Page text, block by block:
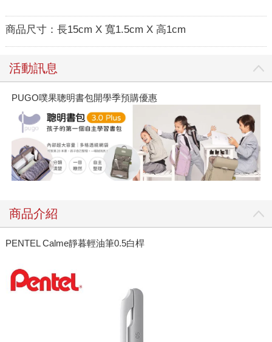
商品尺寸： 長15cm X 寬1.5cm X 高1cm
活動訊息
PUGO噗果聰明書包開學季預購優惠
商品介紹
PENTEL Calme靜暮輕油筆0.5白桿